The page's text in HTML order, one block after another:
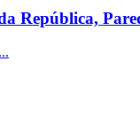
República,